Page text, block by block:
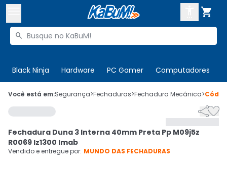

Buscar produtos

Black Ninja Hardware PC Gamer Computadores
 Olá. Acesse sua conta
 Departamentos
Cupons
CADASTRE-SE
Você está em:Segurança>Fechaduras>Fechadura Mecânica>

Fechadura Duna 3 Interna 40mm Preta Pp M09j5z
R0069 Iz1300 Imab
Vendido e entregue por: MUNDO DAS FECHADURAS